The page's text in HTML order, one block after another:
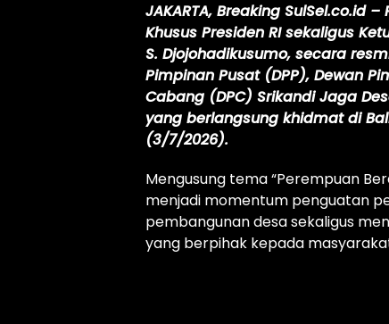
JAKARTA, Breaking SulSel.co.id
Khusus Presiden RI sekaligus
S. Djojohadikusumo, secara
Pimpinan Pusat (DPP), Dewan
Cabang (DPC) Srikandi Jaga
yang berlangsung khidmat di
(3/7/2026).
Mengusung tema “Perempuan
menjadi momentum penguatan
pembangunan desa sekaligus
yang berpihak kepada